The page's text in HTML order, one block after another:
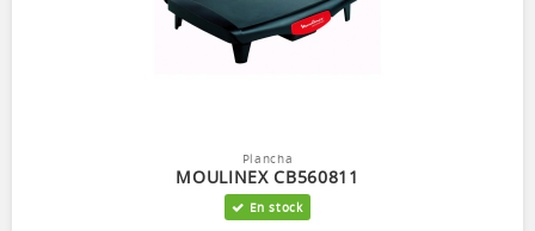
Plancha
MOULINEX CB560811
En stock